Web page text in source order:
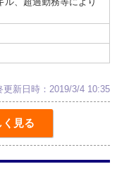
更新日時：2019/3/4 10:35
く見る